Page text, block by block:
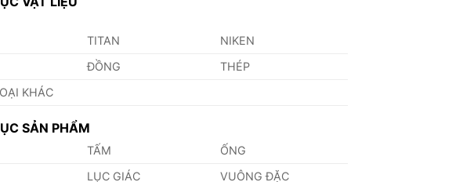
TITAN
NIKEN
ĐỒNG
THÉP
KHÁC
SẢN PHẨM
TẤM
ỐNG
LỤC GIÁC
VUÔNG ĐẶC